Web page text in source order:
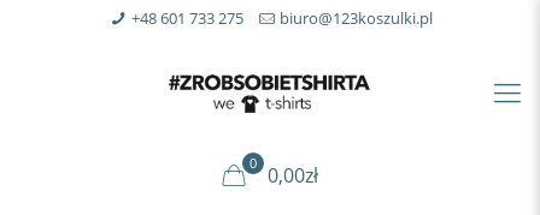
+48 601 733 275 biuro@123koszulki.pl
0 0,00zł